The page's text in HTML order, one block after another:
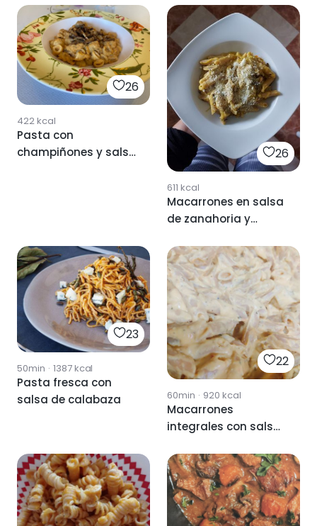
26
422kcal
Pasta con
champiñones y salsa
26
611 kcal
Macarrones en salsa
de zanahoria y
23
50min · 1387kcal
Pasta fresca con
salsa de calabaza
22
60min · 920 kcal
Macarrones
integrales con salsa